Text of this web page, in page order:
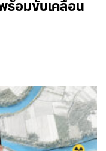
ร้อมขับเคลื่อน